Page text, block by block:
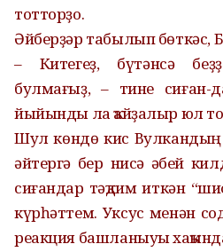
тотторҙо.
Әйберҙәр табылып бөткәс,
– Китегеҙ, бүтәнсә
булмағыҙ, – тине сиған-
йыйынды ла ҡайҙалыр юл
Шул көндө кис Вулкандың
әйтергә бер нисә әбей
сиғандар тәҡдим иткән
күрһәттем. Уксус менән
реакция башланыуы